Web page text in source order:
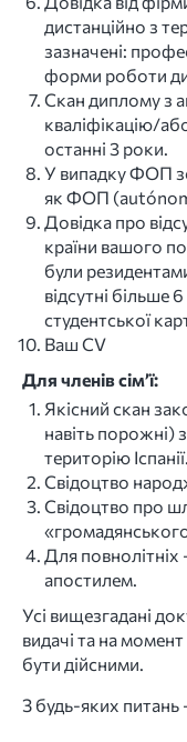
дистанційно з
зазначені:
форми роботи
Скан диплому з
кваліфікацію/
останні 3 роки.
У випадку ФОП
як ФОП
Довідка про
країни вашого
були
відсутні більше
студентської
Ваш CV
Для членів сім’ї:
Якісний скан
навіть порожні)
територію Іспанії.
Свідоцтво
Свідоцтво про
Для повнолітніх
апостилем.
Усі вищезгадані
видачі та на
бути дійсними.
З будь-яких питань